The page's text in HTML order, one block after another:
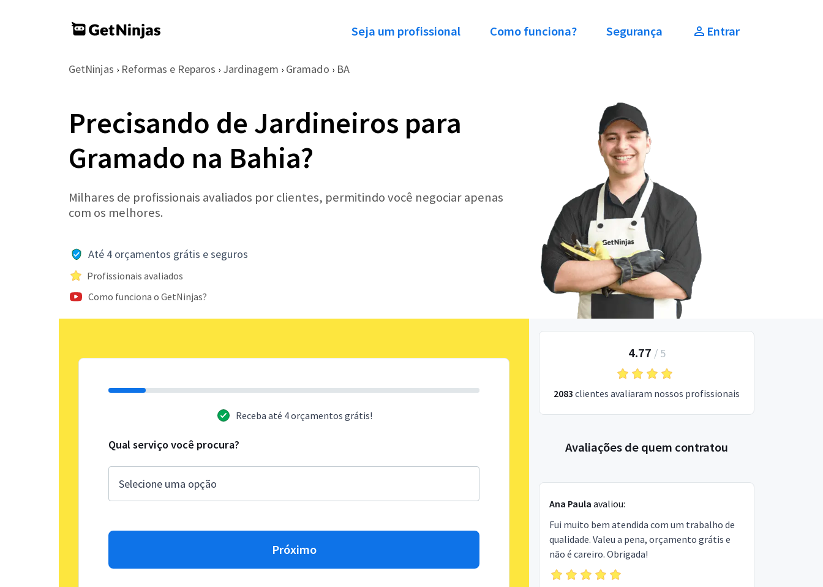
Seja um profissional Como funciona? Segurança Entrar
GetNinjas › Reformas e Reparos › Jardinagem › Gramado › BA
Precisando de Jardineiros para
Gramado na Bahia?
Milhares de profissionais avaliados por clientes, permitindo você negociar apenas
com os melhores.
Até 4 orçamentos grátis e seguros
Profissionais avaliados
Como funciona o GetNinjas?
Receba até 4 orçamentos grátis!
Qual serviço você procura?
Próximo
4.77 / 5
2083 clientes avaliaram nossos profissionais
Avaliações de quem contratou
Ana Paula avaliou:
Fui muito bem atendida com um trabalho de
qualidade. Valeu a pena, orçamento grátis e
não é careiro. Obrigada!